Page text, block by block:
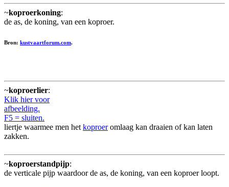
~koproerkoning:
de as, de koning, van een koproer.
Bron: kustvaartforum.com.
~koproerlier:
Klik hier voor
afbeelding.
F5 = sluiten.
liertje waarmee men het koproeromlaag kan draaien of kan laten
zakken.
~koproerstandpijp:
de verticale pijp waardoor de as, de koning, van een koproer loopt.